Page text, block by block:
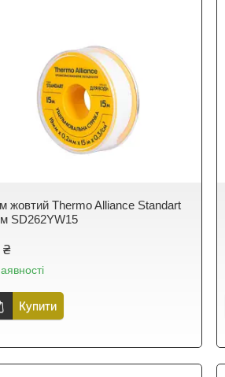
жовтий Thermo Alliance Standart
SD262YW15
₴
Купити